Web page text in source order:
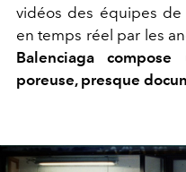
vidéos des équipes
en temps réel par les
Balenciaga
poreuse, presque